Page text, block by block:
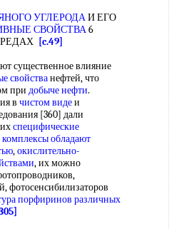
УГЛЕРОДАИ ЕГО
СВОЙСТВА6
[c.49]
влияние
свойстванефтей, что
при добыче нефти.
в чистом видеи
[360] дали
специфические
обладают
,окислительно-
, их можно
фотосенсибилизаторов
порфиринов различных